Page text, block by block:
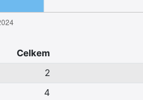
Celkem
2
4